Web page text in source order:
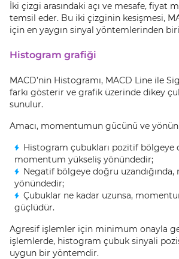
İki çizgi arasındaki açı ve mesafe, fiyat
temsil eder. Bu iki çizginin kesişmesi,
için en yaygın sinyal yöntemlerinden
Histogram grafiği
MACD’nin Histogramı, MACD Line ile
farkı gösterir ve grafik üzerinde dikey
sunulur.
Amacı, momentumun gücünü ve
Histogram çubukları pozitif bölgeye
momentum yükseliş yönündedir;
Negatif bölgeye doğru
yönündedir;
Çubuklar ne kadar uzunsa,
güçlüdür.
Agresif işlemler için minimum onayla
işlemlerde, histogram çubuk sinyali
uygun bir yöntemdir.